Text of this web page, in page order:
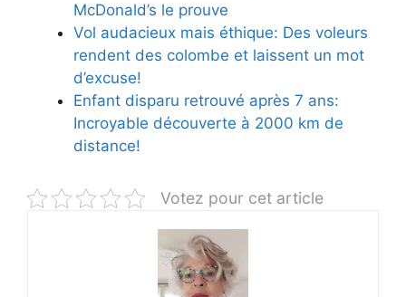
McDonald’s le prouve
Vol audacieux mais éthique: Des voleurs
rendent des colombe et laissent un mot
d’excuse!
Enfant disparu retrouvé après 7 ans:
Incroyable découverte à 2000 km de
distance!
Votez pour cet article